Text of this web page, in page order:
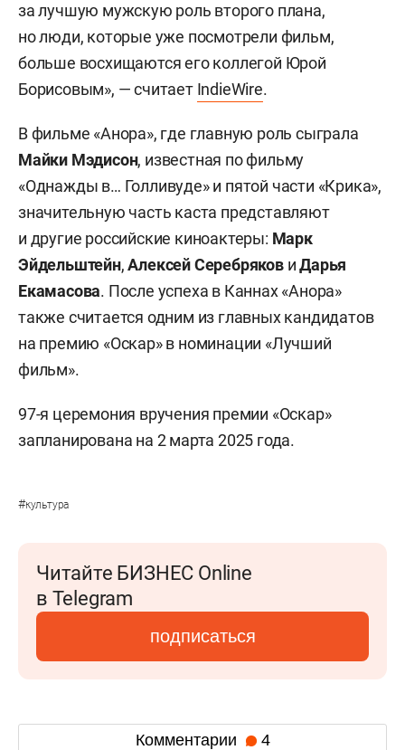
за лучшую мужскую роль второго плана,
но люди, которые уже посмотрели фильм,
больше восхищаются его коллегой Юрой
Борисовым», — считает IndieWire.
В фильме «Анора», где главную роль сыграла
Майки Мэдисон, известная по фильму
«Однажды в… Голливуде» и пятой части «Крика»,
значительную часть каста представляют
и другие российские киноактеры: Марк
Эйдельштейн,Алексей Серебряков иДарья
Екамасова. После успеха в Каннах «Анора»
также считается одним из главных кандидатов
на премию «Оскар» в номинации «Лучший
фильм».
97-я церемония вручения премии «Оскар»
запланирована на 2 марта 2025 года.
#культура
Читайте БИЗНЕС Online
в Telegram
подписаться
Комментарии 4